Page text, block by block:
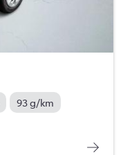
93 g/km